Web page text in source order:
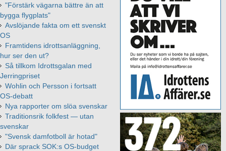
"Förstärk vägarna bättre än att
bygga flygplats"
Avslöjande fakta om ett svenskt
OS
Framtidens idrottsanläggning,
hur ser den ut?
Så tillkom Idrottsgalan med
Jerringpriset
Wohlin och Persson i fortsatt
OS-debatt
Nya rapporter om slöa svenskar
Traditionsrik folkfest — utan
svenskar
"Svensk damfotboll är hotad"
Där sprack SOK:s OS-budget